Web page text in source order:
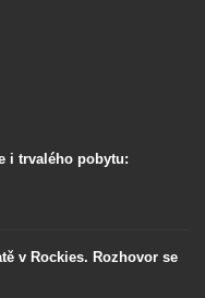
i trvalého pobytu:
v Rockies. Rozhovor se